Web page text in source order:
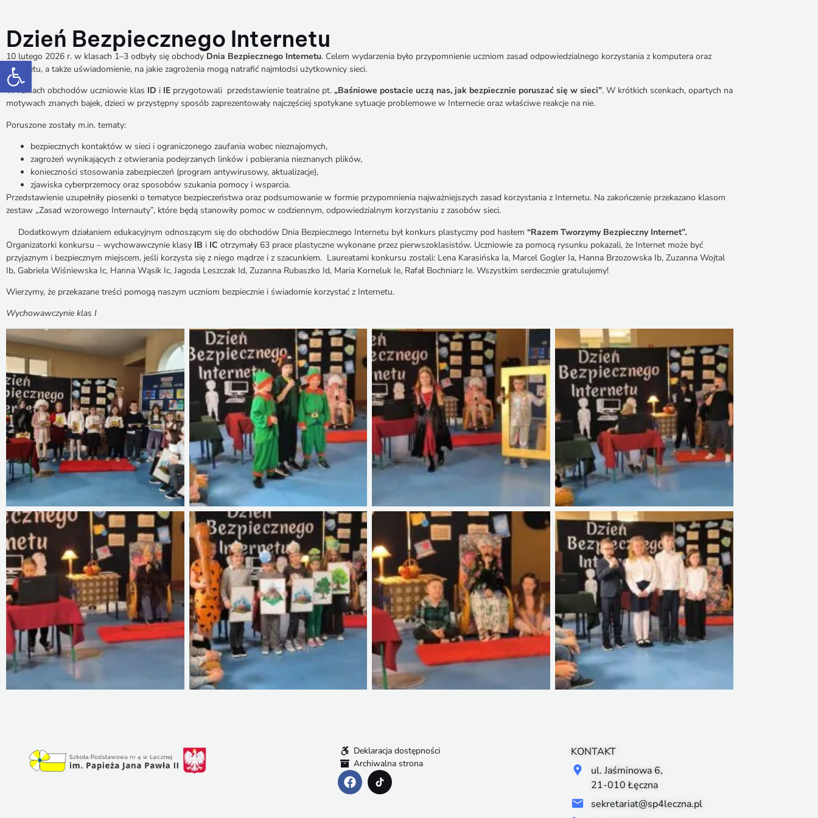
Otwórz pasek narzędzi
Dzień Bezpiecznego Internetu
10 lutego 2026 r. w klasach 1–3 odbyły się obchody Dnia Bezpiecznego Internetu. Celem wydarzenia było przypomnienie uczniom zasad odpowiedzialnego korzystania z komputera oraz
Internetu, a także uświadomienie, na jakie zagrożenia mogą natrafić najmłodsi użytkownicy sieci.
W ramach obchodów uczniowie klas ID i IE przygotowali przedstawienie teatralne pt. „Baśniowe postacie uczą nas, jak bezpiecznie poruszać się w sieci”. W krótkich scenkach, opartych na
motywach znanych bajek, dzieci w przystępny sposób zaprezentowały najczęściej spotykane sytuacje problemowe w Internecie oraz właściwe reakcje na nie.
Poruszone zostały m.in. tematy:
bezpiecznych kontaktów w sieci i ograniczonego zaufania wobec nieznajomych,
zagrożeń wynikających z otwierania podejrzanych linków i pobierania nieznanych plików,
konieczności stosowania zabezpieczeń (program antywirusowy, aktualizacje),
zjawiska cyberprzemocy oraz sposobów szukania pomocy i wsparcia.
Przedstawienie uzupełniły piosenki o tematyce bezpieczeństwa oraz podsumowanie w formie przypomnienia najważniejszych zasad korzystania z Internetu. Na zakończenie przekazano klasom
zestaw „Zasad wzorowego Internauty”, które będą stanowiły pomoc w codziennym, odpowiedzialnym korzystaniu z zasobów sieci.
Dodatkowym działaniem edukacyjnym odnoszącym się do obchodów Dnia Bezpiecznego Internetu był konkurs plastyczny pod hasłem “Razem Tworzymy Bezpieczny Internet”.
Organizatorki konkursu – wychowawczynie klasy IB i IC otrzymały 63 prace plastyczne wykonane przez pierwszoklasistów. Uczniowie za pomocą rysunku pokazali, że Internet może być
przyjaznym i bezpiecznym miejscem, jeśli korzysta się z niego mądrze i z szacunkiem. Laureatami konkursu zostali: Lena Karasińska Ia, Marcel Gogler Ia, Hanna Brzozowska Ib, Zuzanna Wojtal
Ib, Gabriela Wiśniewska Ic, Hanna Wąsik Ic, Jagoda Leszczak Id, Zuzanna Rubaszko Id, Maria Korneluk Ie, Rafał Bochniarz Ie. Wszystkim serdecznie gratulujemy!
Wierzymy, że przekazane treści pomogą naszym uczniom bezpiecznie i świadomie korzystać z Internetu.
Wychowawczynie klas I
Deklaracja dostępności
Archiwalna strona
KONTAKT
ul. Jaśminowa 6,
21-010 Łęczna
sekretariat@sp4leczna.pl